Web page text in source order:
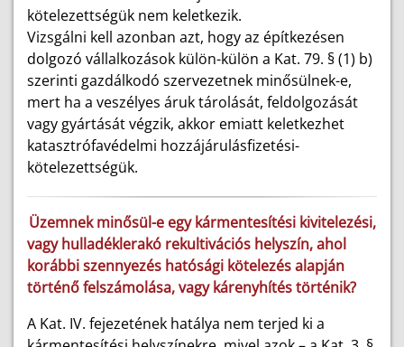
kötelezettségük nem keletkezik.
Vizsgálni kell azonban azt, hogy az építkezésen
dolgozó vállalkozások külön-külön a Kat. 79. § (1) b)
szerinti gazdálkodó szervezetnek minősülnek-e,
mert ha a veszélyes áruk tárolását, feldolgozását
vagy gyártását végzik, akkor emiatt keletkezhet
katasztrófavédelmi hozzájárulásfizetési-
kötelezettségük.
Üzemnek minősül-e egy kármentesítési kivitelezési,
vagy hulladéklerakó rekultivációs helyszín, ahol
korábbi szennyezés hatósági kötelezés alapján
történő felszámolása, vagy kárenyhítés történik?
A Kat. IV. fejezetének hatálya nem terjed ki a